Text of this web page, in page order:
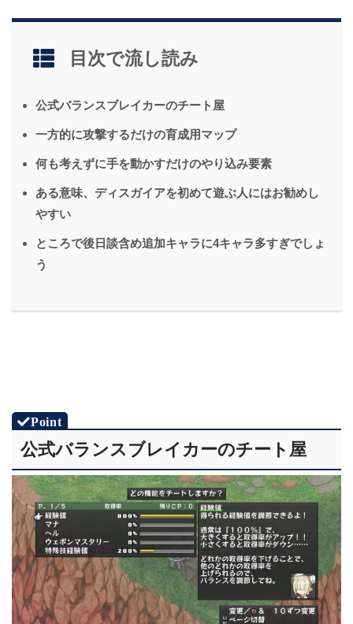
目次で流し読み
公式バランスブレイカーのチート屋
一方的に攻撃するだけの育成用マップ
何も考えずに手を動かすだけのやり込み要素
ある意味、ディスガイアを初めて遊ぶ人にはお勧めし
やすい
ところで後日談含め追加キャラに4キャラ多すぎでしょ
う
公式バランスブレイカーのチート屋